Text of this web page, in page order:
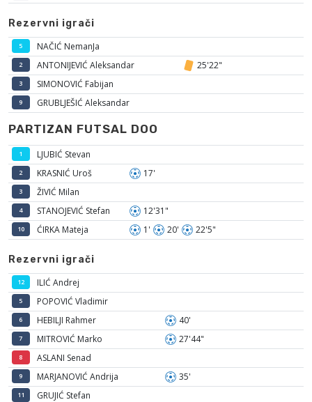
Rezervni igrači
5 NAČIĆ NemanJa
2 ANTONIJEVIĆ Aleksandar 25'22"
3 SIMONOVIĆ Fabijan
9 GRUBLJEŠIĆ Aleksandar
PARTIZAN FUTSAL DOO
1 LJUBIĆ Stevan
2 KRASNIĆ Uroš 17'
3 ŽIVIĆ Milan
4 STANOJEVIĆ Stefan 12'31"
10 ĆIRKA Mateja 1' 20' 22'5"
Rezervni igrači
12 ILIĆ Andrej
5 POPOVIĆ Vladimir
6 HEBILJI Rahmer 40'
7 MITROVIĆ Marko 27'44"
8 ASLANI Senad
9 MARJANOVIĆ Andrija 35'
11 GRUJIĆ Stefan